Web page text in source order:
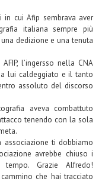
cui Afip sembrava aver
italiana sempre più
dedizione e una tenuta
l’ingersso nella CNA
lui caldeggiato e il tanto
assoluto del discorso
aveva combattuto
tenendo con la sola
ti dobbiamo
avrebbe chiuso i
Grazie Alfredo!
che hai tracciato